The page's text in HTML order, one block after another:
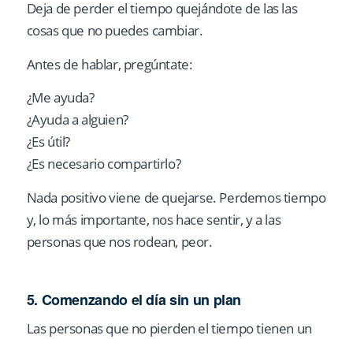
Deja de perder el tiempo quejándote de las las
cosas que no puedes cambiar.
Antes de hablar, pregúntate:
¿Me ayuda?
¿Ayuda a alguien?
¿Es útil?
¿Es necesario compartirlo?
Nada positivo viene de quejarse. Perdemos tiempo
y, lo más importante, nos hace sentir, y a las
personas que nos rodean, peor.
5. Comenzando el día sin un plan
Las personas que no pierden el tiempo tienen un